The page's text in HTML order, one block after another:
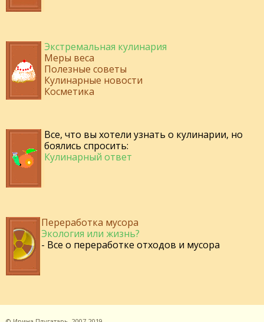
Экстремальная кулинария
Меры веса
Полезные советы
Кулинарные новости
Косметика
Все, что вы хотели узнать о кулинарии, но
боялись спросить:
Кулинарный ответ
Переработка мусора
Экология или жизнь?
- Все о переработке отходов и мусора